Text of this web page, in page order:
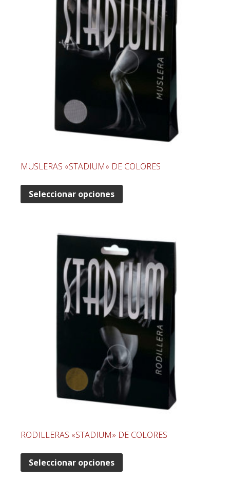
MUSLERAS «STADIUM» DE COLORES
Seleccionar opciones
RODILLERAS «STADIUM» DE COLORES
Seleccionar opciones